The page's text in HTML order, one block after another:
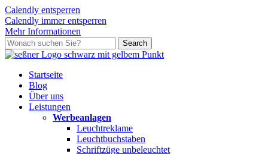
Calendly entsperren
Calendly immer entsperren
Mehr Informationen
Skip
to
content
Search
Close
search
Menu
Startseite
Blog
Über uns
Leistungen
Werbeanlagen
Leuchtreklame
Leuchtbuchstaben
Schriftzüge unbeleuchtet